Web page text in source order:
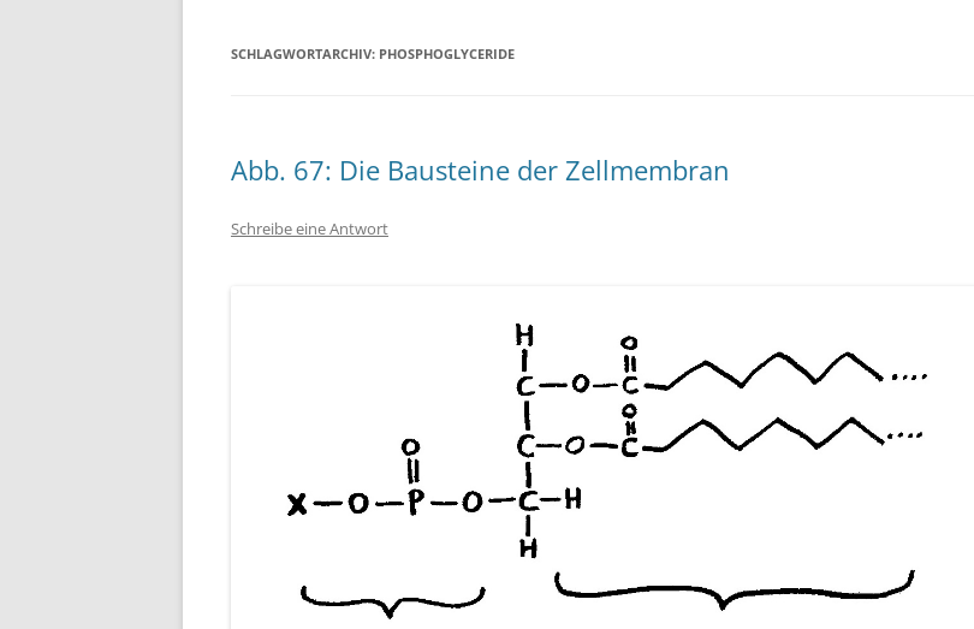
SCHLAGWORTARCHIV: PHOSPHOGLYCERIDE
Abb. 67: Die Bausteine der Zellmembran
Schreibe eine Antwort